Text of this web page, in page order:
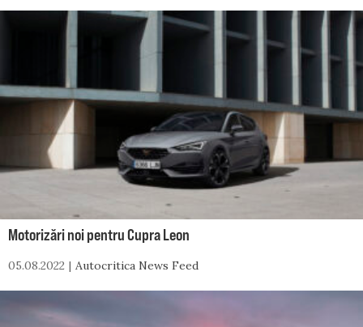
Motorizări noi pentru Cupra Leon
05.08.2022 Autocritica News Feed